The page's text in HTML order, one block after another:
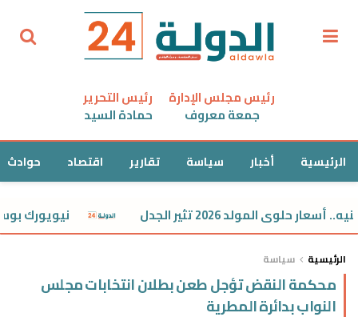
رئيس مجلس الإدارة
جمعة معروف
رئيس التحرير
حمادة السيد
الرئيسية أخبار سياسة تقارير اقتصاد حوادث
نيويورك بوست:
الرئيسية سياسة
محكمة النقض تؤجل طعن بطلان انتخابات مجلس
النواب بدائرة المطرية